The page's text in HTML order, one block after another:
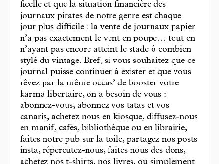
ficelle et que la situation financière des
journaux pirates de notre genre est chaque
jour plus difficile : la vente de journaux papier
n’a pas exactement le vent en poupe… tout en
n’ayant pas encore atteint le stade ô combien
stylé du vintage. Bref, si vous souhaitez que ce
journal puisse continuer à exister et que vous
rêvez par la même occas’ de booster votre
karma libertaire, on a besoin de vous :
abonnez-vous, abonnez vos tatas et vos
canaris, achetez nous en kiosque, diffusez-nous
en manif, cafés, bibliothèque ou en librairie,
faites notre pub sur la toile, partagez nos posts
insta, répercutez-nous, faites nous des dons,
achetez nos t-shirts, nos livres, ou simplement